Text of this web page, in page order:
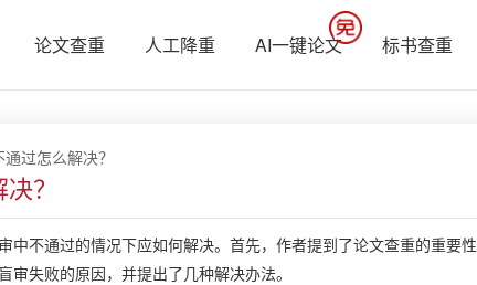
论文查重 人工降重 AI一键论文 标书查重
过怎么解决？
？
中不通过的情况下应如何解决。首先，作者提到了论文查重的重要
失败的原因，并提出了几种解决办法。